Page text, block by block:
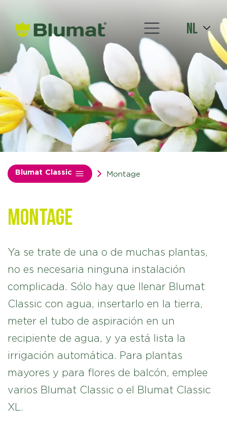
nl
Blumat Classic Montage
Montage
Ya se trate de una o de muchas plantas,
no es necesaria ninguna instalación
complicada. Sólo hay que llenar Blumat
Classic con agua, insertarlo en la tierra,
meter el tubo de aspiración en un
recipiente de agua, y ya está lista la
irrigación automática. Para plantas
mayores y para flores de balcón, emplee
varios Blumat Classic o el Blumat Classic
XL.